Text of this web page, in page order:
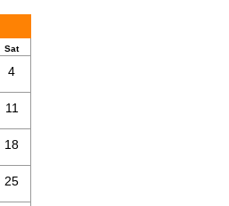
Sat
4
11
18
25